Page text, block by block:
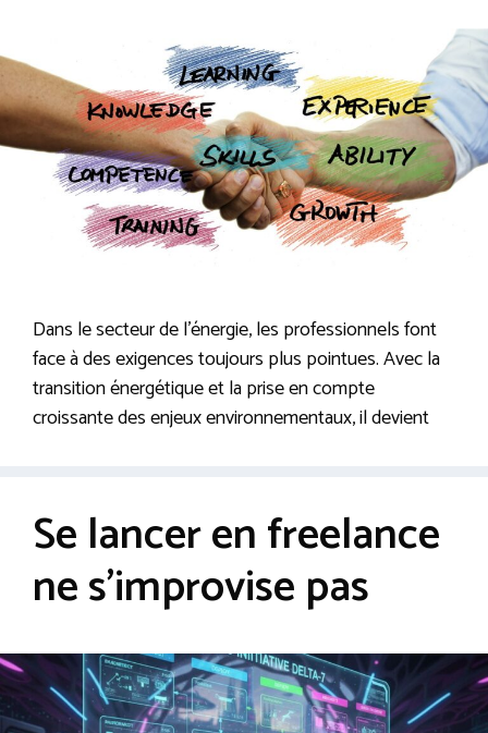
Dans le secteur de l’énergie, les professionnels font
face à des exigences toujours plus pointues. Avec la
transition énergétique et la prise en compte
croissante des enjeux environnementaux, il devient
Se lancer en freelance
ne s’improvise pas